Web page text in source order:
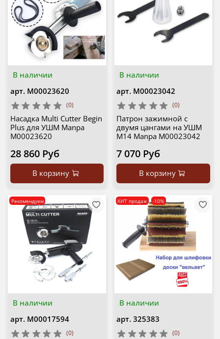
В наличии
арт. М00023620
(0)
Насадка Multi Cutter Begin
Plus для УШМ Manpa
М00023620
28 860 Руб
В корзину
В наличии
арт. М00023042
(0)
Патрон зажимной с
двумя цангами на УШМ
M14 Manpa М00023042
7 070 Руб
В корзину
В наличии
Рекомендуем
арт. М00017594
(0)
В наличии
ХИТ продаж -10%
арт. 325383
(0)